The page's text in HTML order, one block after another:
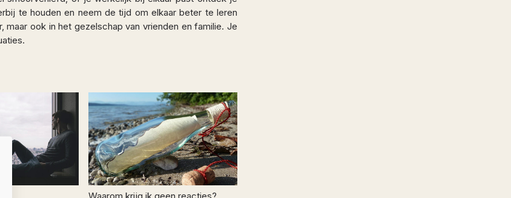
te houden en neem de tijd om elkaar beter te leren
ook in het gezelschap van vrienden en familie. Je